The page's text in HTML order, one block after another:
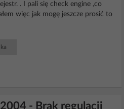
. I pali się check engine ,co
więc jak mogę jeszcze prosić to
- Brak regulacji